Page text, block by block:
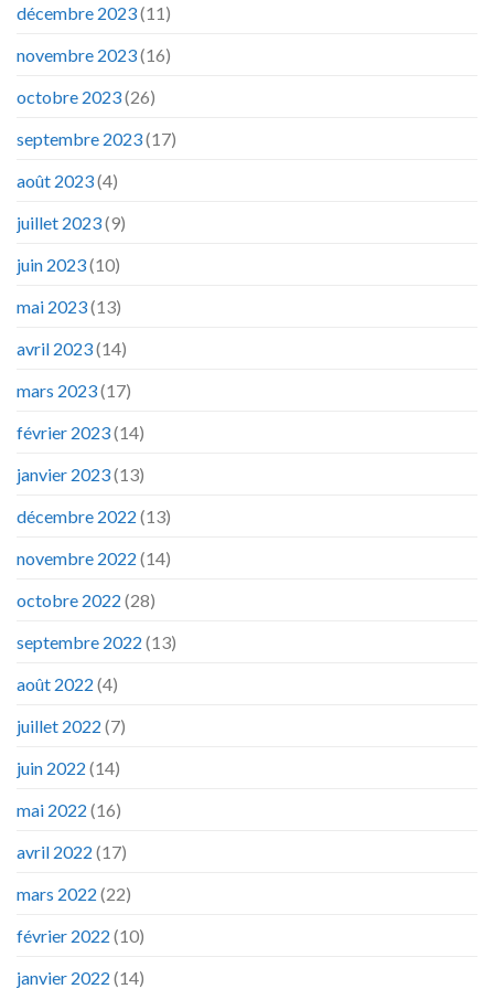
décembre 2023(11)
novembre 2023(16)
octobre 2023(26)
septembre 2023(17)
août 2023(4)
juillet 2023(9)
juin 2023(10)
mai 2023(13)
avril 2023(14)
mars 2023(17)
février 2023(14)
janvier 2023(13)
décembre 2022 (13)
novembre 2022 (14)
octobre 2022 (28)
septembre 2022 (13)
août 2022 (4)
juillet 2022 (7)
juin 2022 (14)
mai 2022 (16)
avril 2022 (17)
mars 2022 (22)
février 2022 (10)
janvier 2022 (14)